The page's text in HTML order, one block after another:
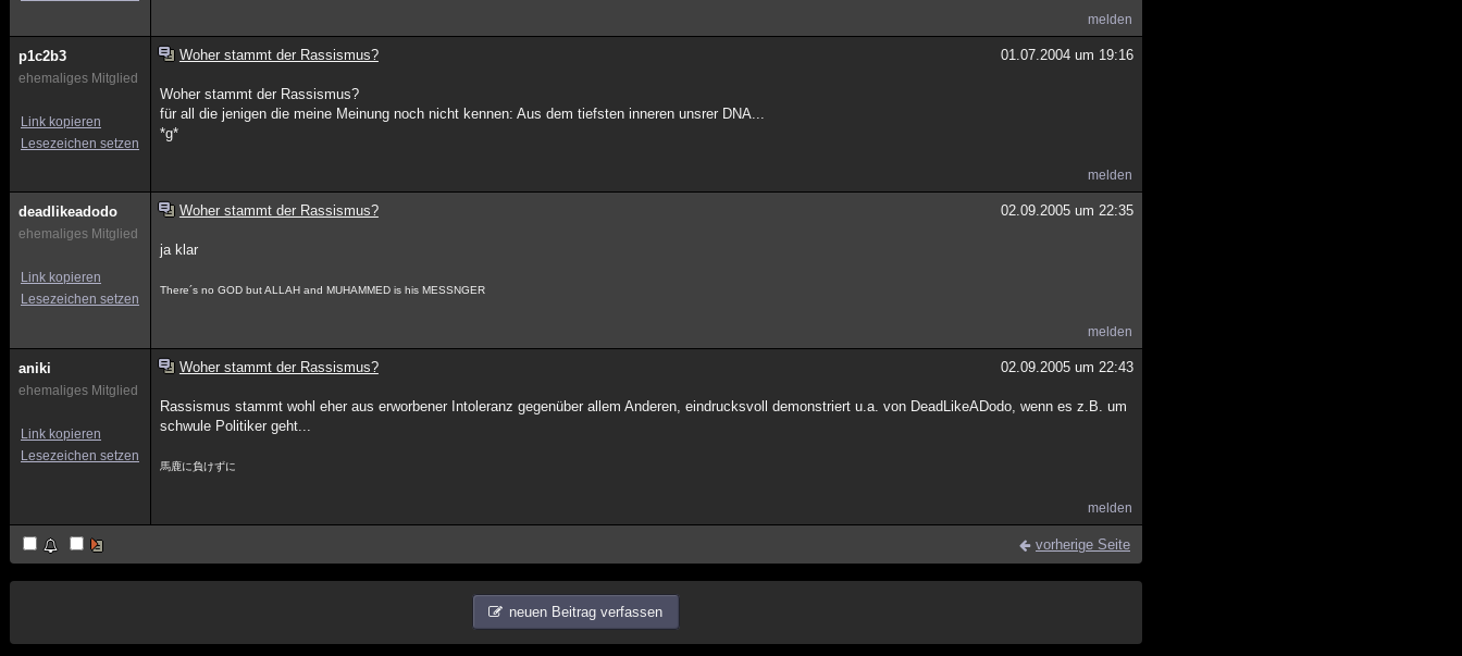
melden
p1c2b3
ehemaliges Mitglied
Link kopieren
Lesezeichen setzen
Woher stammt der Rassismus? 01.07.2004 um 19:16
Woher stammt der Rassismus?
für all die jenigen die meine Meinung noch nicht kennen: Aus dem tiefsten inneren unsrer DNA...
*g*
melden
deadlikeadodo
ehemaliges Mitglied
Link kopieren
Lesezeichen setzen
Woher stammt der Rassismus? 02.09.2005 um 22:35
ja klar
There´s no GOD but ALLAH and MUHAMMED is his MESSNGER
melden
aniki
ehemaliges Mitglied
Link kopieren
Lesezeichen setzen
Woher stammt der Rassismus? 02.09.2005 um 22:43
Rassismus stammt wohl eher aus erworbener Intoleranz gegenüber allem Anderen, eindrucksvoll demonstriert u.a. von DeadLikeADodo, wenn es z.B. um
schwule Politiker geht...
馬鹿に負けずに
melden
vorherige Seite
neuen Beitrag verfassen